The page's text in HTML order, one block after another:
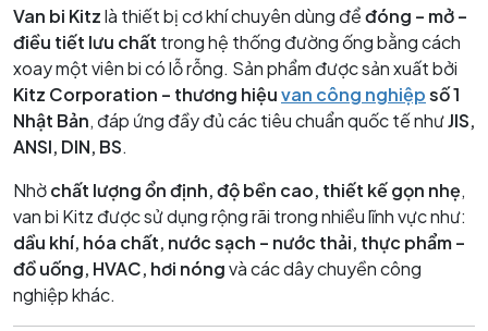
Van bi Kitzlà thiết bị cơ khí chuyên dùng đểđóng – mở –
điều tiết lưu chất trong hệ thống đường ống bằng cách
xoay một viên bi có lỗ rỗng. Sản phẩm được sản xuất bởi
Kitz Corporation – thương hiệuvan công nghiệpsố 1
Nhật Bản, đáp ứng đầy đủ các tiêu chuẩn quốc tế nhưJIS,
ANSI, DIN, BS.
Nhờchất lượng ổn định, độ bền cao, thiết kế gọn nhẹ,
van bi Kitz được sử dụng rộng rãi trong nhiều lĩnh vực như:
dầu khí, hóa chất, nước sạch – nước thải, thực phẩm –
đồ uống, HVAC, hơi nóngvà các dây chuyền công
nghiệp khác.